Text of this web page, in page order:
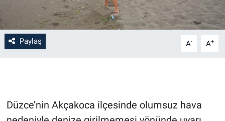
Paylaş A- A+
Düzce’nin Akçakoca ilçesinde olumsuz hava